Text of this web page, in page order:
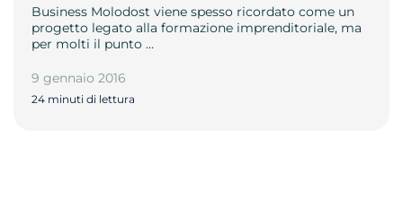
Business Molodost viene spesso ricordato come un
progetto legato alla formazione imprenditoriale, ma
per molti il punto …
9 gennaio 2016
24 minuti di lettura